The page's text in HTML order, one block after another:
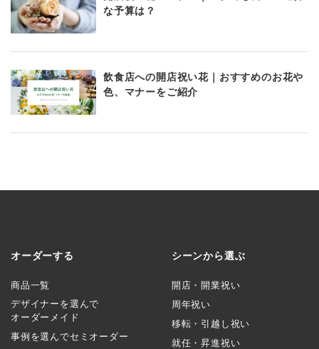
な予算は？
飲食店への開店祝い花｜おすすめのお花や
色、マナーをご紹介
オーダーする
商品一覧
デザイナーを選んで
オーダーメイド
事例を選んでセミオーダー
シーンから選ぶ
開店・開業祝い
周年祝い
移転・引越し祝い
就任・昇進祝い